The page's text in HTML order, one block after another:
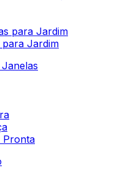
para Jardim
para Jardim
Pronta